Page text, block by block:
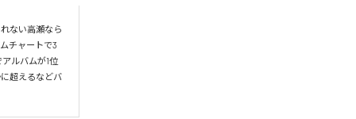
ない高瀬なら
チャートで3
ルバムが1位
超えるなどバ